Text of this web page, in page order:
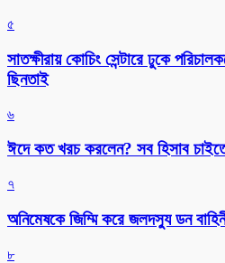
৫
সাতক্ষীরায় কোচিং সেন্টারে ঢুকে
ছিনতাই
৬
ঈদে কত খরচ করলেন? সব হিসাব
৭
অনিমেষকে জিম্মি করে জলদস্যু ডন
৮